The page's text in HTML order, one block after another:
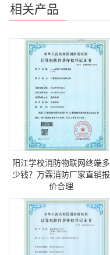
相关产品
阳江学校消防物联网终端多
少钱？万霖消防厂家直销报
价合理